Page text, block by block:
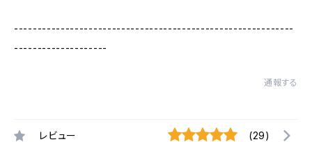
------------------------------------------------------------
--------------------
通報する
レビュー (29)